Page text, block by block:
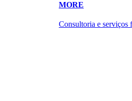
MORE
Consultoria e serviços